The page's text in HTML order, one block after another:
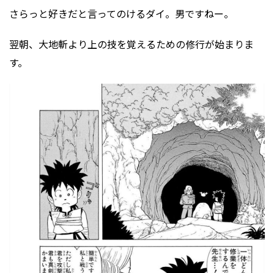
さらっと好きだと言ってのけるダイ。男ですねー。
翌朝、大地斬より上の技を覚えるための修行が始まりま
す。